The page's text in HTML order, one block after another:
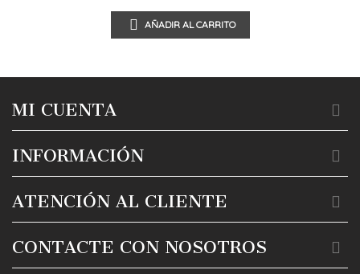
AÑADIR AL CARRITO
MI CUENTA
INFORMACIÓN
ATENCIÓN AL CLIENTE
CONTACTE CON NOSOTROS